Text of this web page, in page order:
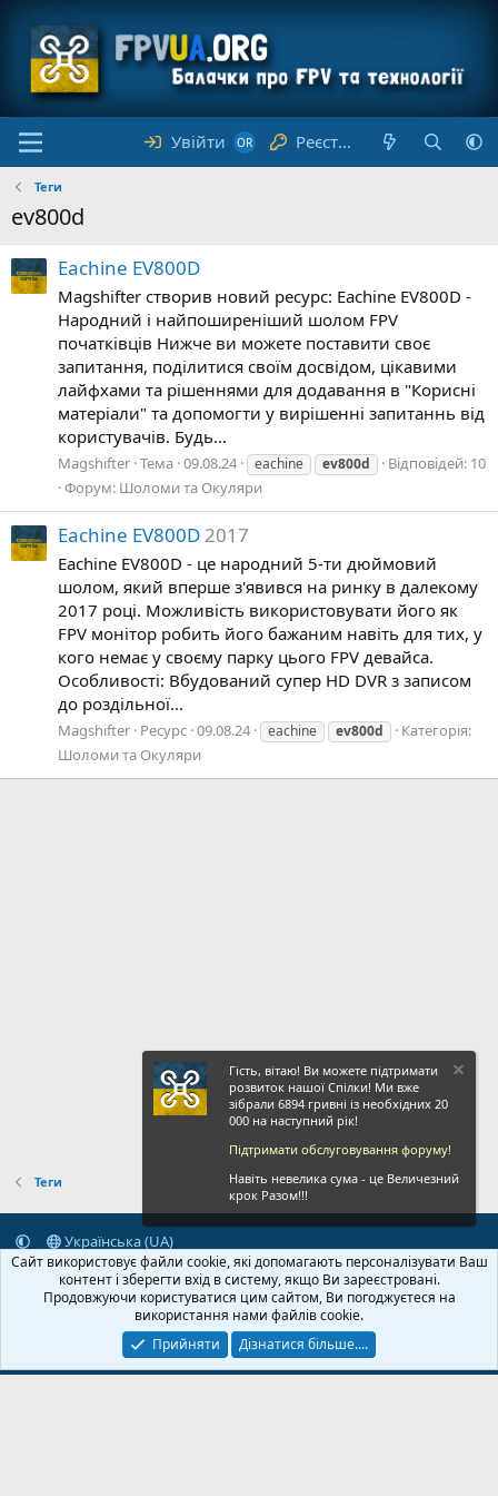
Увійти Реєстрація
Теги
ev800d
Eachine EV800D
Magshifter створив новий ресурс: Eachine EV800D -
Народний і найпоширеніший шолом FPV
початківців Нижче ви можете поставити своє
запитання, поділитися своїм досвідом, цікавими
лайфхами та рішеннями для додавання в "Корисні
матеріали" та допомогти у вирішенні запитаннь від
користувачів. Будь...
Magshifter Тема 09.08.24 eachine ev800d
Відповідей: 10
Форум: Шоломи та Окуляри
Eachine EV800D 2017
Eachine EV800D - це народний 5-ти дюймовий
шолом, який вперше з'явився на ринку в далекому
2017 році. Можливість використовувати його як
FPV монітор робить його бажаним навіть для тих, у
кого немає у своєму парку цього FPV девайса.
Особливості: Вбудований супер HD DVR з записом
до роздільної...
Magshifter Ресурс 09.08.24 eachine ev800d
Категорія:
Шоломи та Окуляри
Теги
Українська (UA)
Зворотній зв'язок
Умови і правила
Політика конфіденційності
Дoпoмoга
Головна
R
S
S
© 2020-2026 FPVUA.ORG Розроблено:Magshifter
Гість, вітаю! Ви можете підтримати
розвиток нашої Спілки! Ми вже
зібрали 6894 гривні із необхідних 20
000 на наступний рік!
Підтримати обслуговування форуму!
Навіть невелика сума - це Величезний
крок Разом!!!
Сайт використовує файли cookie, які допомагають персоналізувати Ваш
контент і зберегти вхід в систему, якщо Ви зареєстровані.
Продовжуючи користуватися цим сайтом, Ви погоджуєтеся на
використання нами файлів cookie.
Прийняти
Дізнатися більше....